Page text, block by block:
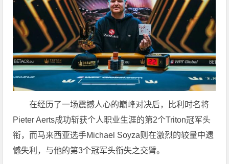
在经历了一场震撼人心的巅峰对决后，比利时名将
Pieter Aerts成功斩获个人职业生涯的第2个Triton冠军头
衔，而马来西亚选手Michael Soyza则在激烈的较量中遗
憾失利，与他的第3个冠军头衔失之交臂。